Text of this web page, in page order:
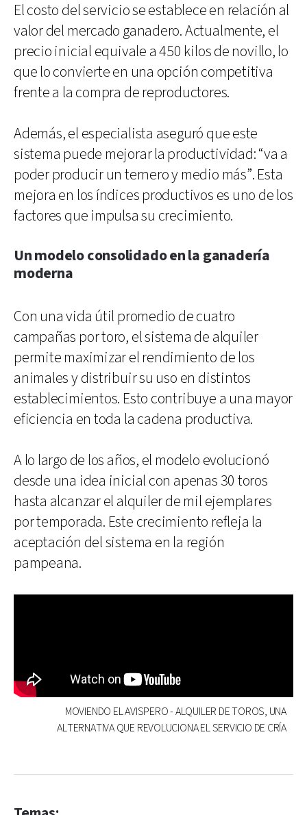
El costo del servicio se establece en relación al
valor del mercado ganadero. Actualmente, el
precio inicial equivale a 450 kilos de novillo, lo
que lo convierte en una opción competitiva
frente a la compra de reproductores.
Además, el especialista aseguró que este
sistema puede mejorar la productividad: “va a
poder producir un ternero y medio más”. Esta
mejora en los índices productivos es uno de los
factores que impulsa su crecimiento.
Un modelo consolidado en la ganadería
moderna
Con una vida útil promedio de cuatro
campañas por toro, el sistema de alquiler
permite maximizar el rendimiento de los
animales y distribuir su uso en distintos
establecimientos. Esto contribuye a una mayor
eficiencia en toda la cadena productiva.
A lo largo de los años, el modelo evolucionó
desde una idea inicial con apenas 30 toros
hasta alcanzar el alquiler de mil ejemplares
por temporada. Este crecimiento refleja la
aceptación del sistema en la región
pampeana.
MOVIENDO EL AVISPERO - ALQUILER DE TOROS, UNA
ALTERNATIVA QUE REVOLUCIONA EL SERVICIO DE CRÍA